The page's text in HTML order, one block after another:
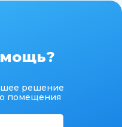
решение
помещения